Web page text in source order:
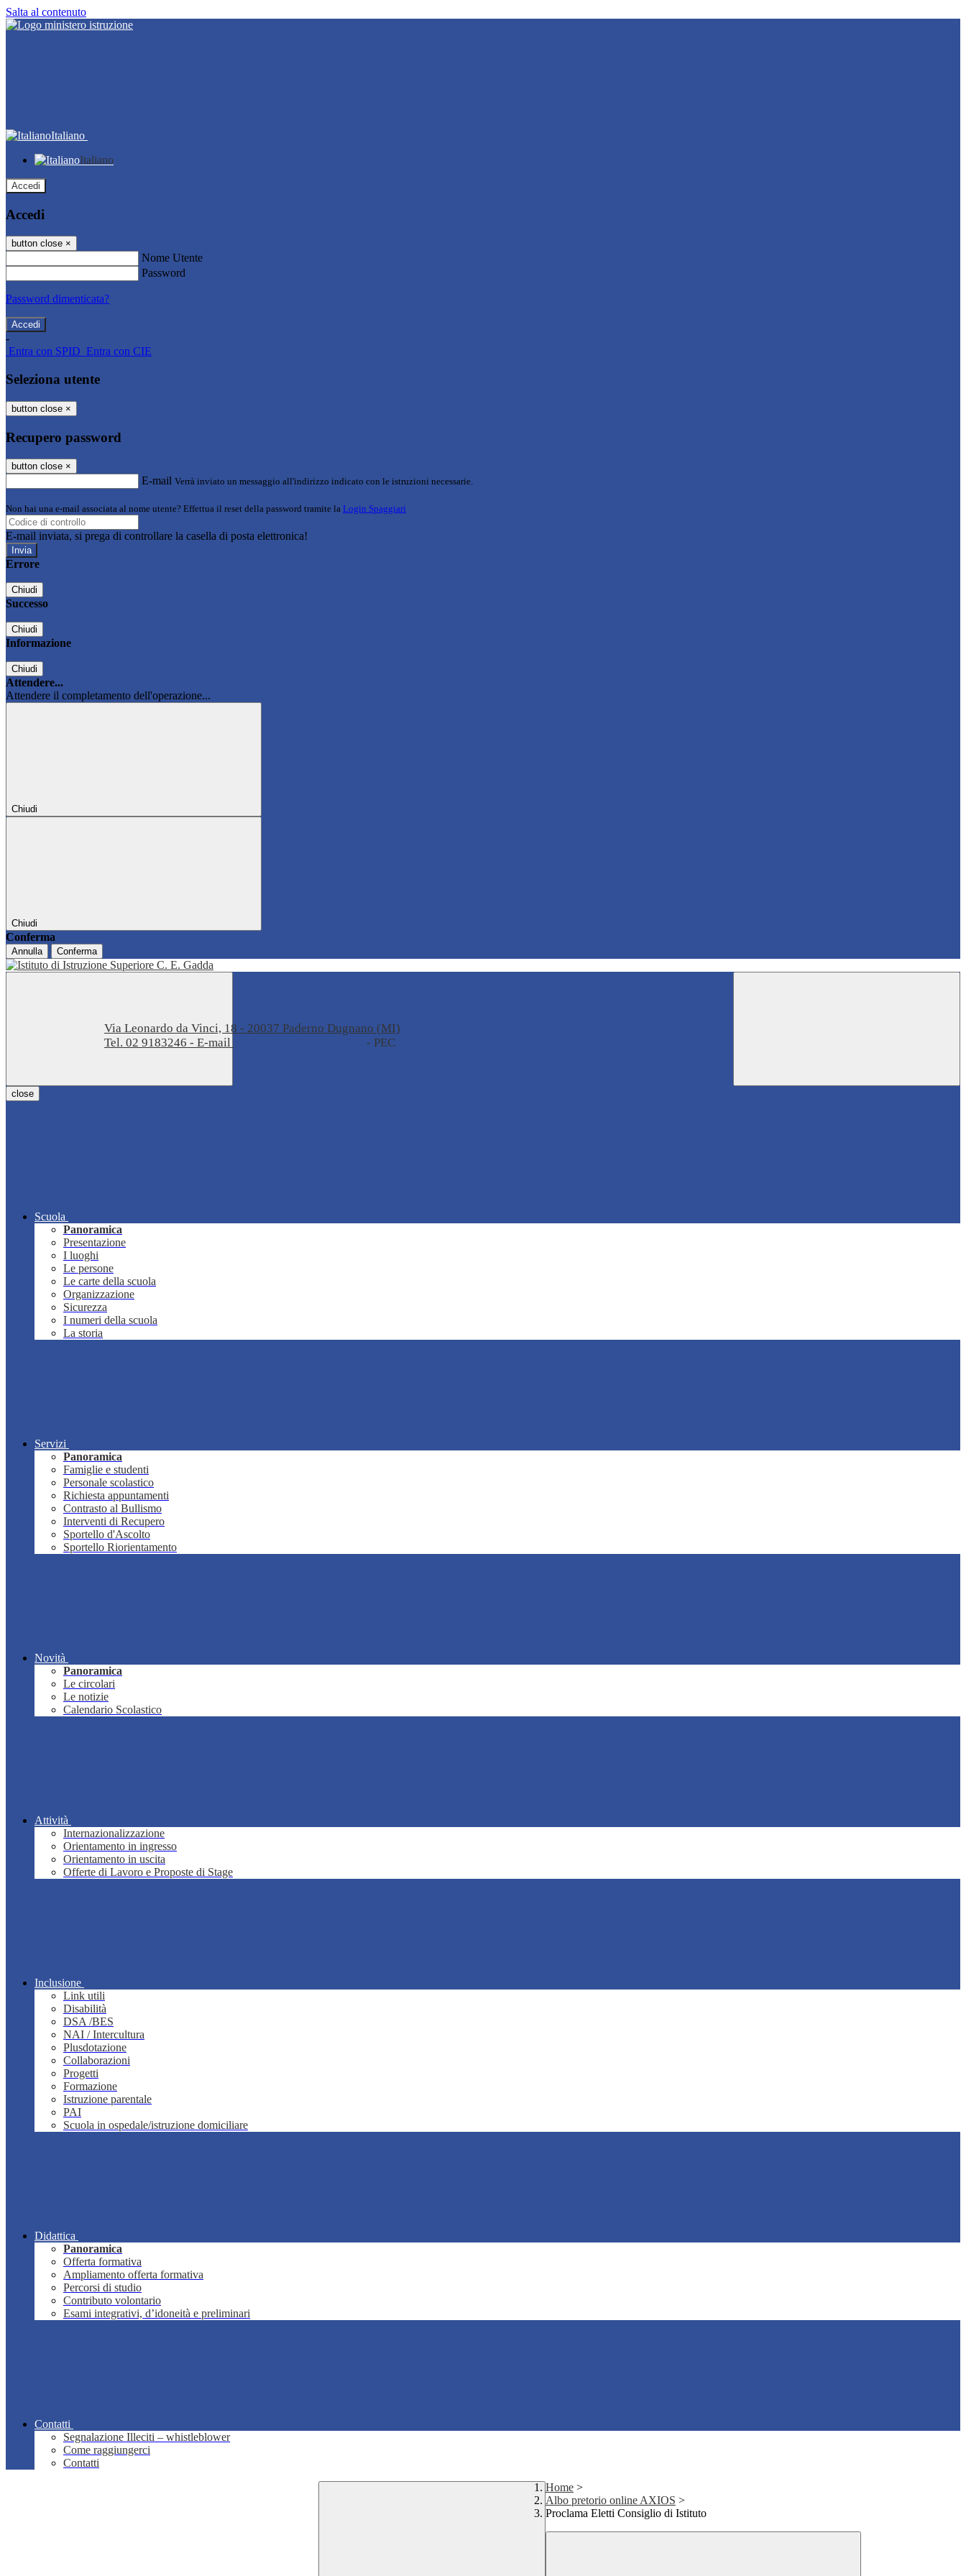
Salta al contenuto
Italiano
Italiano
Accedi
Accedi
button close ×
Nome Utente
Password
Password dimenticata?
-
Entra con SPID Entra con CIE
Seleziona utente
button close ×
Recupero password
button close ×
E-mail Verrà inviato un messaggio all'indirizzo indicato con le istruzioni necessarie.
Non hai una e-mail associata al nome utente? Effettua il reset della password tramite la Login Spaggiari
E-mail inviata, si prega di controllare la casella di posta elettronica!
Errore
Chiudi
Successo
Chiudi
Informazione
Chiudi
Attendere...
Attendere il completamento dell'operazione...
Chiudi
Chiudi
Conferma
Annulla Conferma
Via Leonardo da Vinci, 18 - 20037 Paderno Dugnano (MI)
Tel. 02 9183246 - E-mail
- PEC
close
Scuola
Panoramica
Presentazione
I luoghi
Le persone
Le carte della scuola
Organizzazione
Sicurezza
I numeri della scuola
La storia
Servizi
Panoramica
Famiglie e studenti
Personale scolastico
Richiesta appuntamenti
Contrasto al Bullismo
Interventi di Recupero
Sportello d'Ascolto
Sportello Riorientamento
Novità
Panoramica
Le circolari
Le notizie
Calendario Scolastico
Attività
Internazionalizzazione
Orientamento in ingresso
Orientamento in uscita
Offerte di Lavoro e Proposte di Stage
Inclusione
Link utili
Disabilità
DSA /BES
NAI / Intercultura
Plusdotazione
Collaborazioni
Progetti
Formazione
Istruzione parentale
PAI
Scuola in ospedale/istruzione domiciliare
Didattica
Panoramica
Offerta formativa
Ampliamento offerta formativa
Percorsi di studio
Contributo volontario
Esami integrativi, d’idoneità e preliminari
Contatti
Segnalazione Illeciti – whistleblower
Come raggiungerci
Contatti
Home >
Albo pretorio online AXIOS >
Proclama Eletti Consiglio di Istituto